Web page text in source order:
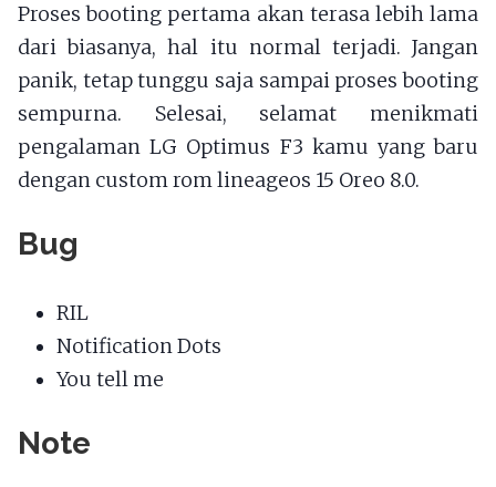
Proses booting pertama akan terasa lebih lama
dari biasanya, hal itu normal terjadi. Jangan
panik, tetap tunggu saja sampai proses booting
sempurna. Selesai, selamat menikmati
pengalaman LG Optimus F3 kamu yang baru
dengan custom rom lineageos 15 Oreo 8.0.
Bug
RIL
Notification Dots
You tell me
Note